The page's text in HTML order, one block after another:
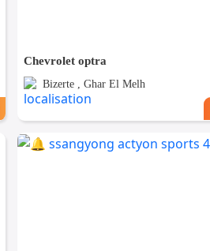
Chevrolet optra
Bizerte , Ghar El Melh